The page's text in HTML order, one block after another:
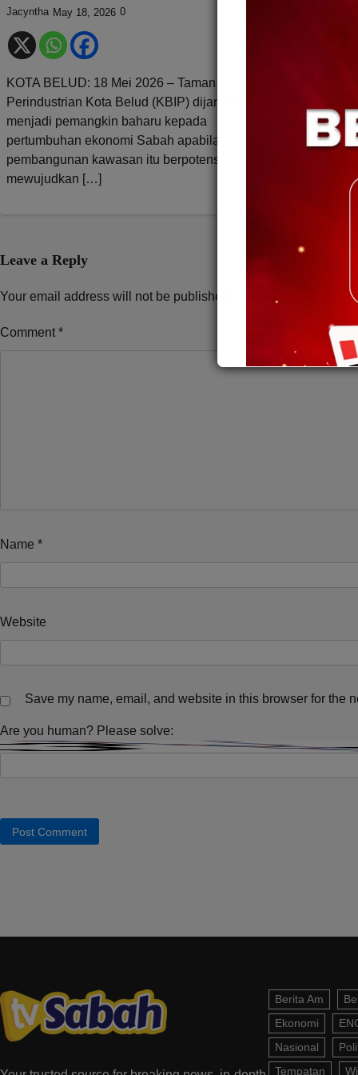
Jacyntha May 18, 2026 0
KOTA BELUD: 18 Mei 2026 – Taman
Perindustrian Kota Belud (KBIP) dijangka
menjadi pemangkin baharu kepada
pertumbuhan ekonomi Sabah apabila
pembangunan kawasan itu berpotensi
mewujudkan […]
KOTA
sumpah
Undangan
Leave a Reply
Your email address will not be published. Required fields are
Comment*
Name *
Website
Save my name, email, and website in this browser for the
Are you human? Please solve:
Berita Am
Ekonomi
Nasional
Tempatan